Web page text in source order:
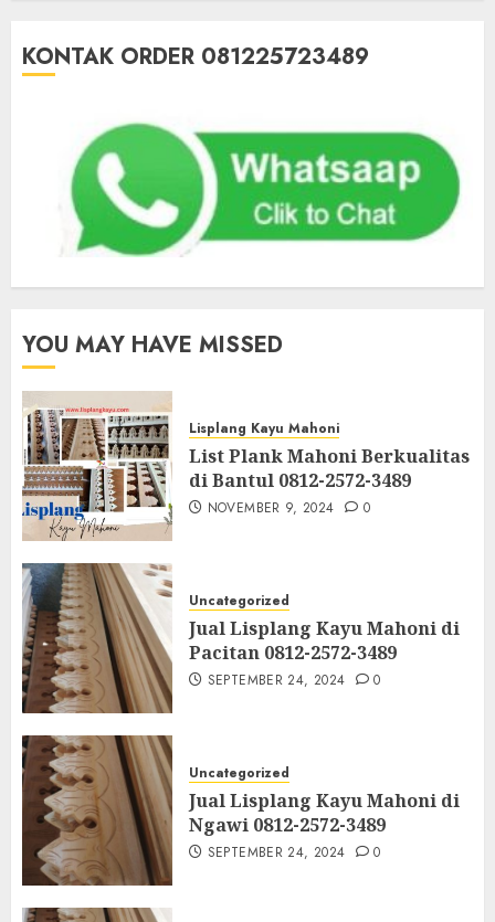
KONTAK ORDER 081225723489
YOU MAY HAVE MISSED
Lisplang Kayu Mahoni
List Plank Mahoni Berkualitas
di Bantul 0812-2572-3489
NOVEMBER 9, 2024 0
Uncategorized
Jual Lisplang Kayu Mahoni di
Pacitan 0812-2572-3489
SEPTEMBER 24, 2024 0
Uncategorized
Jual Lisplang Kayu Mahoni di
Ngawi 0812-2572-3489
SEPTEMBER 24, 2024 0